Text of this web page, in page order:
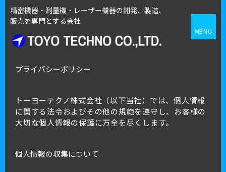
精密機器・測量機・レーザー機器の開発、製造、
販売を専門とする会社
MENU
プライバシーポリシー
トーヨーテクノ株式会社（以下当社）では、個人情報
に関する法令およびその他の規範を遵守し、お客様の
大切な個人情報の保護に万全を尽くします。
個人情報の収集について